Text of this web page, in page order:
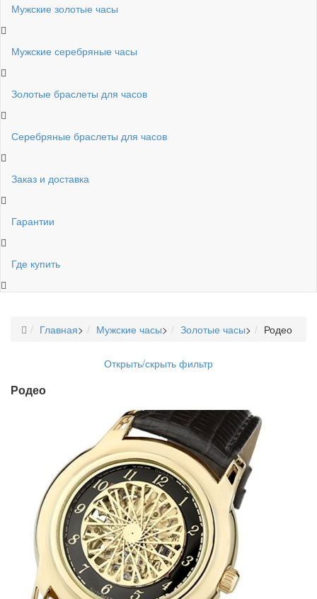
Мужские золотые часы
Мужские серебряные часы
Золотые браслеты для часов
Серебряные браслеты для часов
Заказ и доставка
Гарантии
Где купить
Главная> Мужские часы> Золотые часы> Родео
Открыть/скрыть фильтр
Родео